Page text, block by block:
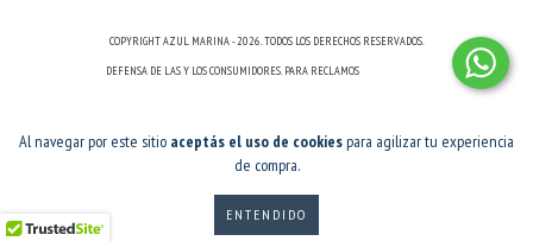
Al navegar por este sitio aceptás el uso de cookiespara agilizar tu experiencia
de compra.
ENTENDIDO
COPYRIGHT AZUL MARINA - 2026. TODOS LOS DERECHOS RESERVADOS.
DEFENSA DE LAS Y LOS CONSUMIDORES. PARA RECLAMOS